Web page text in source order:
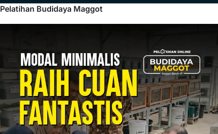
Pelatihan Budidaya Maggot